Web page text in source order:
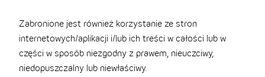
Zabronione jest również korzystanie ze stron
internetowych/aplikacji i/lub ich treści w całości lub w
części w sposób niezgodny z prawem, nieuczciwy,
niedopuszczalny lub niewłaściwy.